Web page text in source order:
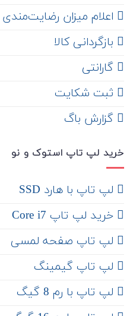
اعلام میزان رضایت‌مندی
‌ بازگردانی کالا
گارانتی
ثبت شکایت
‌ گزارش باگ
خرید لپ تاپ استوک و نو
لپ تاپ با هارد SSD
خرید لپ تاپ Core i7
لپ تاپ صفحه لمسی
لپ تاپ گیمینگ
لپ تاپ با رم 8 گیگ